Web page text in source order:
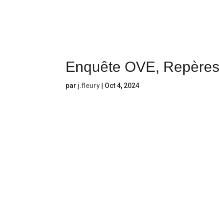
Enquête OVE,
par j.fleury Oct 4, 2024